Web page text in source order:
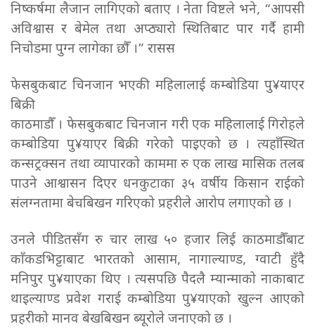
निष्कर्षमा लैजान लागिएको बताए । नेता विष्टले भने, “आपसी
अविश्वास र बेमेल तथा अप्ठ्यारो स्थितिबाट पार गर्दै हामी
निचोडमा पुग्न लागेका छौँ ।” रासस
फेसबुकबाट चिनजान भएकी महिलालाई कम्बोडिया पु¥याएर
बिक्री
काठमाडौँ । फेसबुकबाट चिनजान गरी एक महिलालाई गिरोहले
कम्बोडिया पु¥याएर बिक्री गरेको पाइएको छ । त्यहाँस्थित
कन्सट्रक्सन तथा व्यापारको काममा रु एक लाख मासिक तलब
पाउने आश्वासन दिएर धनकुटाका ३५ वर्षीय किसान राईको
संलग्नतामा बेचबिखन गरिएको प्रहरीले आरोप लगाएको छ ।
उनले पीडितसँग रु चार लाख ५० हजार लिई काठमाडौँबाट
काँकडभिट्टाबाट भारतको आसाम, नागाल्याण्ड, ग्वाटी हुँदै
मनिपुर पु¥याएका थिए । त्यसपछि पैदलै म्यान्माको नाकाबाट
थाइल्याण्ड प्रवेश गराई कम्बोडिया पु¥याएको खुल्न आएको
प्रहरीको मानव बेखबिखन ब्यूरोले जनाएको छ ।